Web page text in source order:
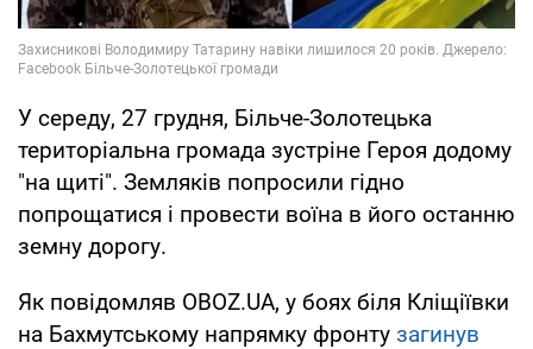
У середу, 27 грудня, Більче-Золотецька
територіальна громада зустріне Героя додому
"на щиті". Земляків попросили гідно
попрощатися і провести воїна в його останню
земну дорогу.
Як повідомляв OBOZ.UA, у боях біля Кліщіївки
на Бахмутському напрямку фронту загинув